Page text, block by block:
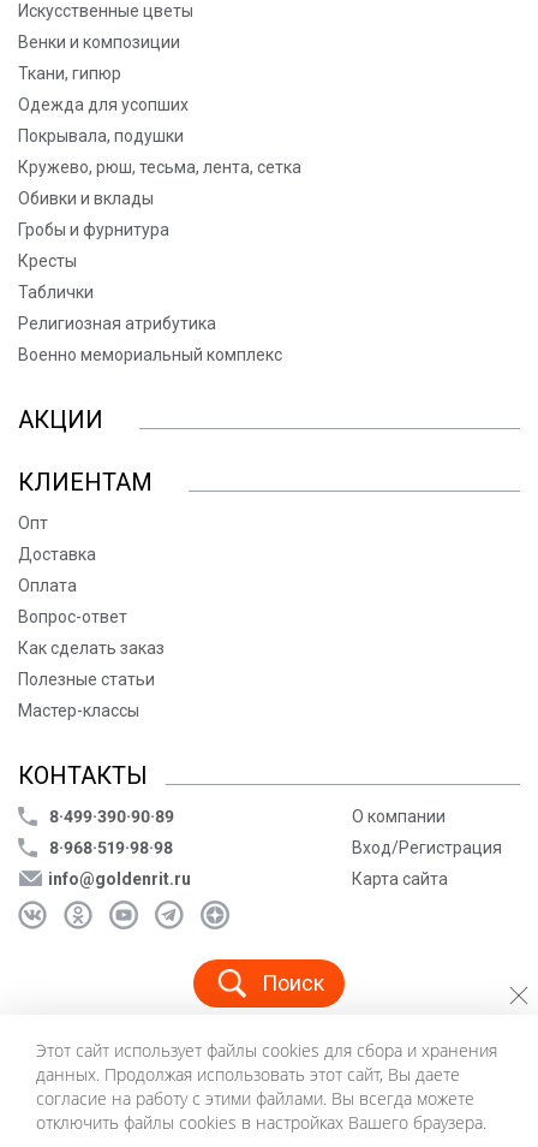
Искусственные цветы
Венки и композиции
Ткани, гипюр
Одежда для усопших
Покрывала, подушки
Кружево, рюш, тесьма, лента, сетка
Обивки и вклады
Гробы и фурнитура
Кресты
Таблички
Религиозная атрибутика
Военно мемориальный комплекс
АКЦИИ
КЛИЕНТАМ
Опт
Доставка
Оплата
Вопрос-ответ
Как сделать заказ
Полезные статьи
Мастер-классы
КОНТАКТЫ
8·499·390·90·89
8·968·519·98·98
info@goldenrit.ru
О компании
Вход/Регистрация
Карта сайта
Поиск
© ООО «Голденрит», 2005-2026
Политика конфиденциальности
Этот сайт использует файлы cookies для сбора и хранения
данных. Продолжая использовать этот сайт, Вы даете
согласие на работу с этими файлами. Вы всегда можете
отключить файлы cookies в настройках Вашего браузера.